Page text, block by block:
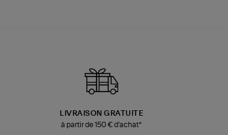
LIVRAISON GRATUITE
à partir de 150 € d'achat*